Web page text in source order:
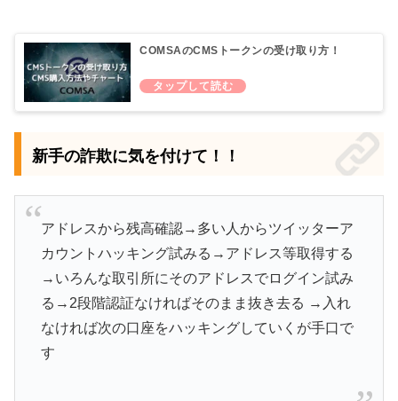
COMSAのCMSトークンの受け取り方！
新手の詐欺に気を付けて！！
アドレスから残高確認→多い人からツイッターア
カウントハッキング試みる→アドレス等取得する
→いろんな取引所にそのアドレスでログイン試み
る→2段階認証なければそのまま抜き去る →入れ
なければ次の口座をハッキングしていくが手口で
す